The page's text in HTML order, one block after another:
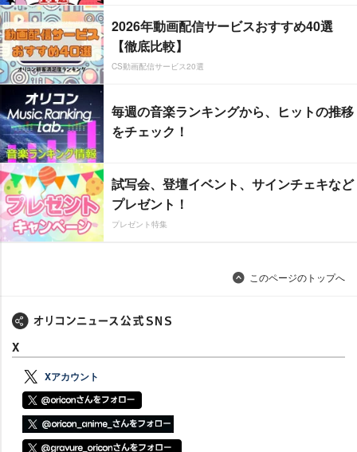
2026年動画配信サービスおすすめ40選
【徹底比較】
CS動画配信サービス20選
毎週の音楽ランキングから、ヒットの推移
をチェック！
試写会、登壇イベント、サインチェキなど
プレゼント！
プレゼント特集
このページのトップへ
X
Xアカウント